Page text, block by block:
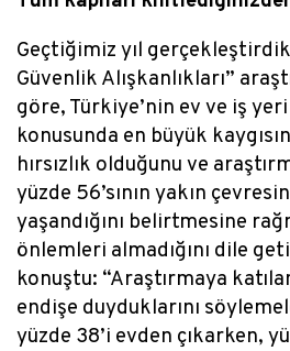
Geçtiğimiz yıl
Güvenlik Alışkanlıkları”
göre, Türkiye’nin ev ve iş
konusunda en büyük
hırsızlık olduğunu ve
yüzde 56’sının yakın
yaşandığını belirtmesine
önlemleri almadığını dile
konuştu: “Araştırmaya
endişe duyduklarını
yüzde 38’i evden çıkarken,